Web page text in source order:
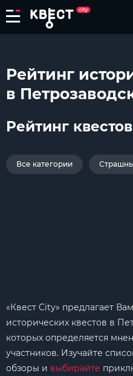
Рейтинг
в
Рейтинг
Все категории
«Квест City» предлагает
исторических квестов в
которых определяется
участников. Изучайте
обзоры и выбирайте